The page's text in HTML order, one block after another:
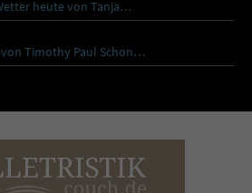
heute von Tanja…
Timothy Paul Schon…